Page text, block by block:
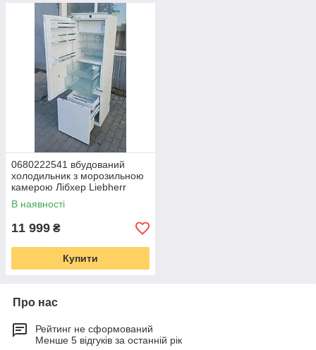
0680222541 вбудований
холодильник з морозильною
камерою Лібхер Liebherr
IKBV 3264 Fresh Zone
В наявності
11 999 ₴
Купити
Про нас
Рейтинг не сформований
Менше 5 відгуків за останній рік